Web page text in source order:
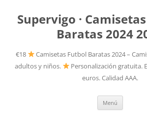
Supervigo ·
Baratas 2024
€18
Camisetas Futbol Baratas 2024 –
adultos y niños.
Personalización gratuita.
euros. Calidad AAA.
Menú